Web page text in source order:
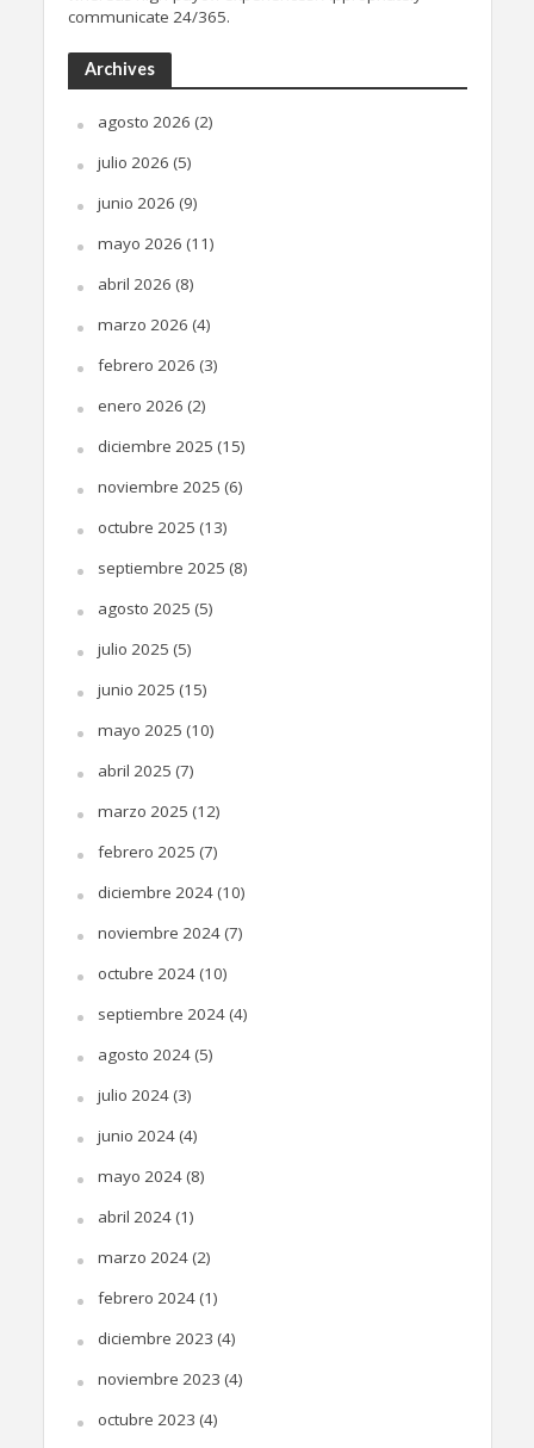
communicate 24/365.
Archives
agosto 2026 (2)
julio 2026 (5)
junio 2026 (9)
mayo 2026 (11)
abril 2026 (8)
marzo 2026 (4)
febrero 2026 (3)
enero 2026 (2)
diciembre 2025 (15)
noviembre 2025 (6)
octubre 2025 (13)
septiembre 2025 (8)
agosto 2025 (5)
julio 2025 (5)
junio 2025 (15)
mayo 2025 (10)
abril 2025 (7)
marzo 2025 (12)
febrero 2025 (7)
diciembre 2024(10)
noviembre 2024(7)
octubre 2024(10)
septiembre 2024(4)
agosto 2024(5)
julio 2024(3)
junio 2024(4)
mayo 2024(8)
abril 2024(1)
marzo 2024(2)
febrero 2024(1)
diciembre 2023 (4)
noviembre 2023 (4)
octubre 2023 (4)